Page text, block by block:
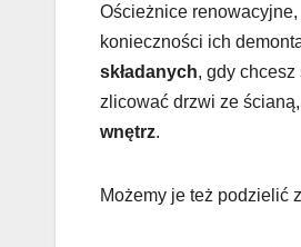
Ościeżnice renowacyjne,
konieczności ich
składanych, gdy
zlicować drzwi ze
wnętrz.
Możemy je też podzielić